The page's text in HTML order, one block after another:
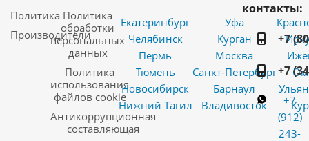
Политика
Производители
Политика
обработки
персональных
данных
Политика
использования
файлов cookie
Антикоррупционная
составляющая
Екатеринбург
Челябинск
Пермь
Тюмень
Новосибирск
Нижний Тагил
Уфа
Курган
Москва
Санкт-Петербург
Барнаул
Владивосток
контакты:
+7
+7
+7
(912)
243-